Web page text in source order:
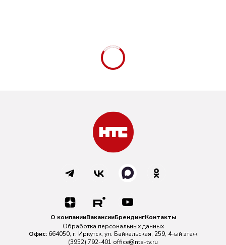
О компанииВакансииБрендингКонтакты
Обработка персональных данных
Офис: 664050, г. Иркутск, ул. Байкальская, 259, 4-ый этаж
(3952) 792-401 office@nts-tv.ru